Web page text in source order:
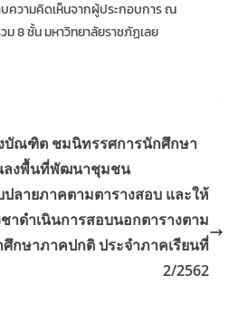
วามคิดเห็นจากผู้ประกอบการ ณ
ม 8 ชั้น มหาวิทยาลัยราชภัฏเลย
บัณฑิต ชมนิทรรศการนักศึกษา
งพื้นที่พัฒนาชุมชน
ปลายภาคตามตารางสอบ และให้
าดำเนินการสอบนอกตารางตาม
กษาภาคปกติ ประจำภาคเรียนที่
2/2562